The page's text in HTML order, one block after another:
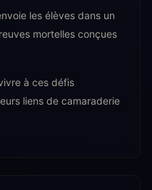
les élèves dans un
mortelles conçues
à ces défis
liens de camaraderie